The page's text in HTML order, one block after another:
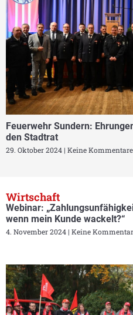
Feuerwehr Sundern:
den Stadtrat
29. Oktober 2024 Keine Kommentare
Wirtschaft
Webinar:
wenn mein Kunde wackelt?“
4. November 2024 Keine